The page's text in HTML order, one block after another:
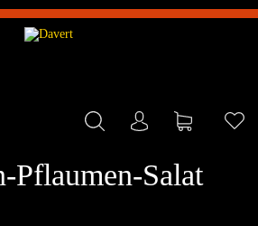
Mein KontoWarenkorb
Pflaumen-Salat